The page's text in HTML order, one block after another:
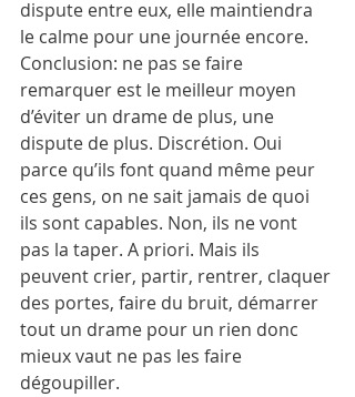
dispute entre eux, elle maintiendra
le calme pour une journée encore.
Conclusion: ne pas se faire
remarquer est le meilleur moyen
d’éviter un drame de plus, une
dispute de plus. Discrétion. Oui
parce qu’ils font quand même peur
ces gens, on ne sait jamais de quoi
ils sont capables. Non, ils ne vont
pas la taper. A priori. Mais ils
peuvent crier, partir, rentrer, claquer
des portes, faire du bruit, démarrer
tout un drame pour un rien donc
mieux vaut ne pas les faire
dégoupiller.